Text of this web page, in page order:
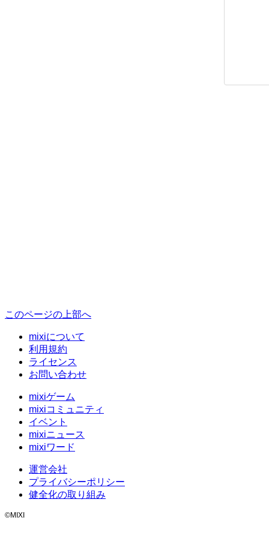
このページの上部へ
mixiについて
利用規約
ライセンス
お問い合わせ
mixiゲーム
mixiコミュニティ
イベント
mixiニュース
mixiワード
運営会社
プライバシーポリシー
健全化の取り組み
©MIXI